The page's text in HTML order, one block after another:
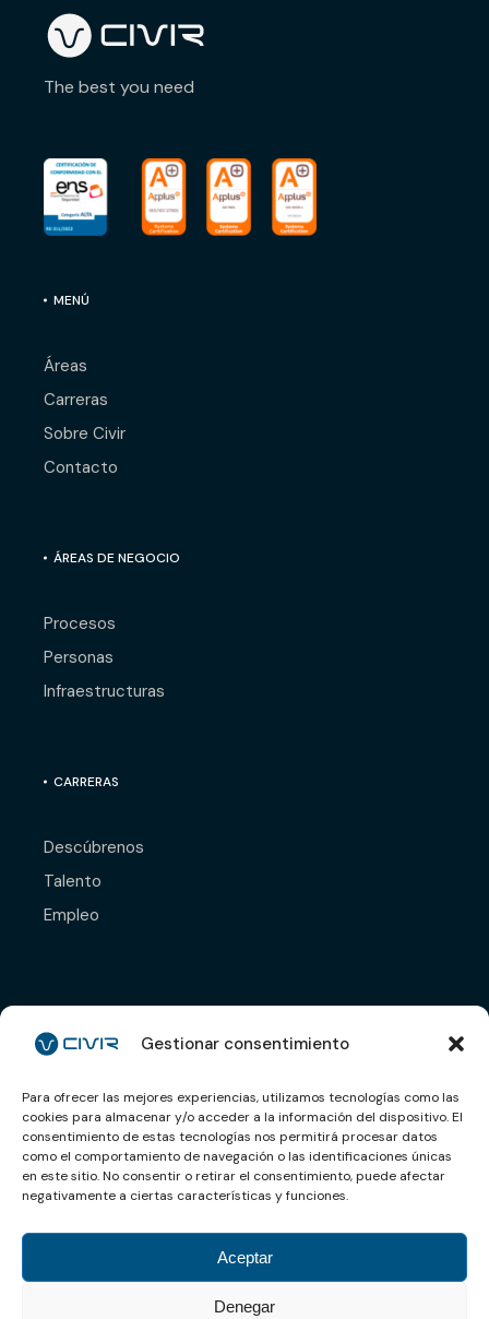
Gestionar consentimiento
Para ofrecer las mejores experiencias, utilizamos tecnologías como las
cookies para almacenar y/o acceder a la información del dispositivo. El
consentimiento de estas tecnologías nos permitirá procesar datos
como el comportamiento de navegación o las identificaciones únicas
en este sitio. No consentir o retirar el consentimiento, puede afectar
negativamente a ciertas características y funciones.
Aceptar
Denegar
The best you need
MENÚ
Áreas
Carreras
Sobre Civir
Contacto
ÁREAS DE NEGOCIO
Procesos
Personas
Infraestructuras
CARRERAS
Descúbrenos
Talento
Empleo
Déjanos tu CV y nos
pondremos en contacto
contigo.
Enviar CV